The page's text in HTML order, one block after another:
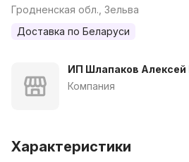
Гродненская обл., Зельва
Доставка по Беларуси
ИП Шлапаков Алексей
Компания
Характеристики